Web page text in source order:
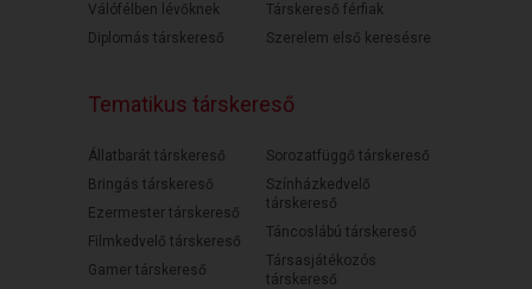
Válófélben lévőknek
Diplomás társkereső
Társkereső férfiak
Szerelem első keresésre
Tematikus társkereső
Állatbarát társkereső
Bringás társkereső
Ezermester társkereső
Filmkedvelő társkereső
Gamer társkereső
Sorozatfüggő társkereső
Színházkedvelő
társkereső
Táncoslábú társkereső
Társasjátékozós
társkereső